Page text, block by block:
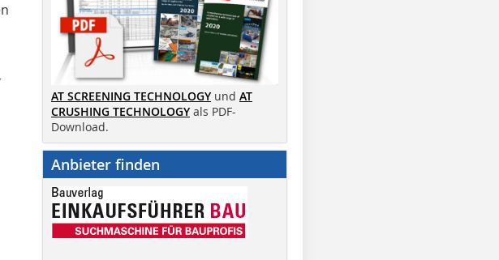
AT SCREENING TECHNOLOGY und AT
CRUSHING TECHNOLOGY als PDF-
Download.
Anbieter finden